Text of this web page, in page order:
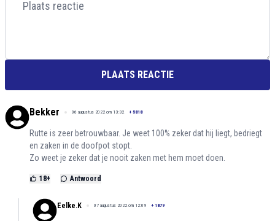
PLAATS REACTIE
Bekker 06 augustus 2022 om 13:32 + 5818
Rutte is zeer betrouwbaar. Je weet 100% zeker dat hij liegt, bedriegt
en zaken in de doofpot stopt.
Zo weet je zeker dat je nooit zaken met hem moet doen.
18+ Antwoord
Eelke.K 07 augustus 2022 om 12:09 + 1879